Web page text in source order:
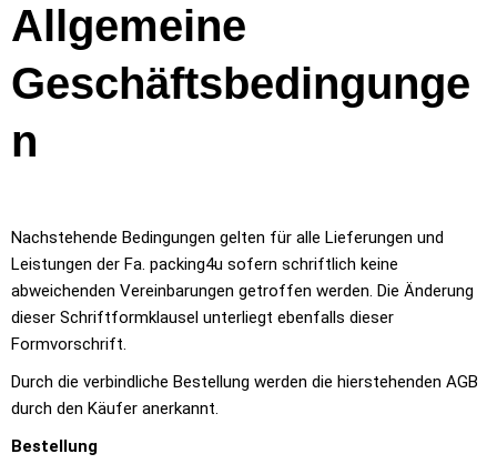
Allgemeine
Geschäftsbedingunge
n
Nachstehende Bedingungen gelten für alle Lieferungen und
Leistungen der Fa. packing4u sofern schriftlich keine
abweichenden Vereinbarungen getroffen werden. Die Änderung
dieser Schriftformklausel unterliegt ebenfalls dieser
Formvorschrift.
Durch die verbindliche Bestellung werden die hierstehenden AGB
durch den Käufer anerkannt.
Bestellung